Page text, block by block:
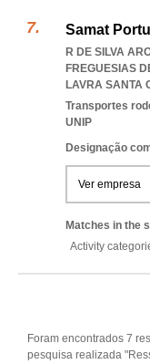
Samat
R DE SILVA
FREGUESIAS
LAVRA SANTA
Transportes
UNIP
Designação
Ver empresa
Matches in the
Activity
Foram encontrados 7
pesquisa realizada